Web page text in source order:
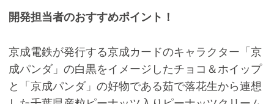
開発担当者のおすすめポイント！
京成電鉄が発行する京成カードのキャラクター「京
成パンダ」の白黒をイメージしたチョコ＆ホイップ
と「京成パンダ」の好物である茹で落花生から連想